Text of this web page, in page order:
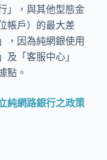
」，與其他型態金
帳戶）的最大差
，因為純網銀使用
「客服中心」
點。
純網路銀行之政策